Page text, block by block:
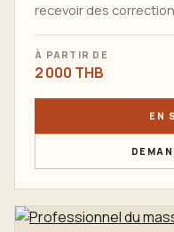
recevoir des
À PARTIR DE
2 000 THB
EN